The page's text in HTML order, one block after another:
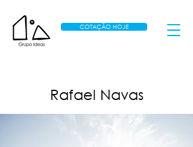
COTAÇÃO HOJE
Rafael Navas